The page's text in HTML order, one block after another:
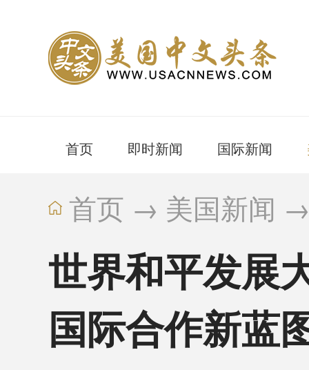
首页 即时新闻 国际新闻
首页 → 美国新闻
世界和平发展
国际合作新蓝